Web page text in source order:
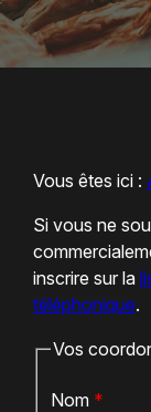
Vous êtes ici :
Si vous ne
inscrire sur la
téléphonique.
Vos
Nom *